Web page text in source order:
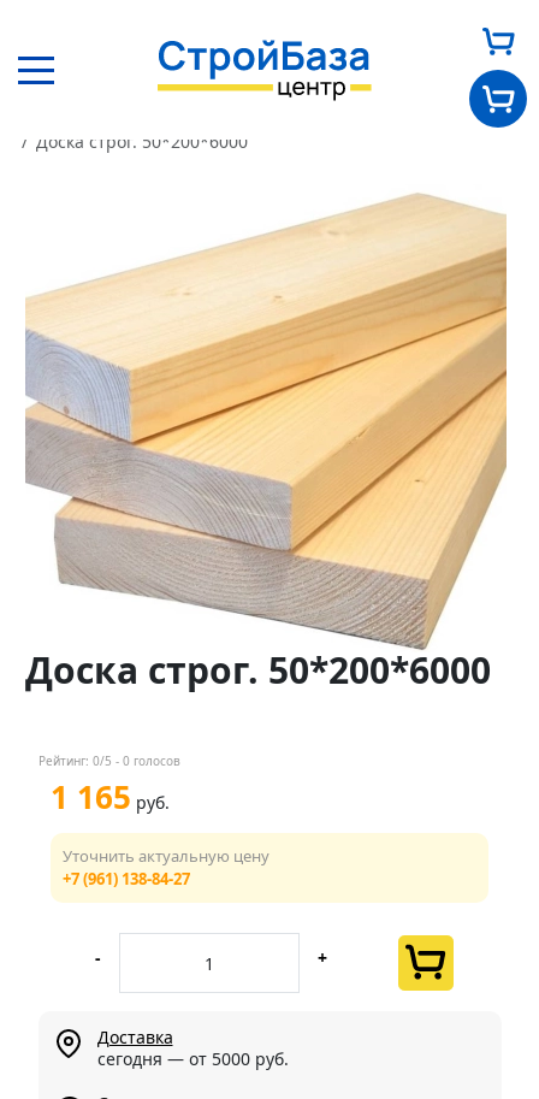
Каталог
Оплата и доставка
Новости
Контакты
Менеджер
+7 (961) 138-84-27
Доска строганая
Доска строг. 50*200*6000
Доска строг. 50*200*6000
Рейтинг: 0/5 - 0 голосов
1 165 руб.
Уточнить актуальную цену
+7 (961) 138-84-27
- +
Доставка
сегодня — от 5000 руб.